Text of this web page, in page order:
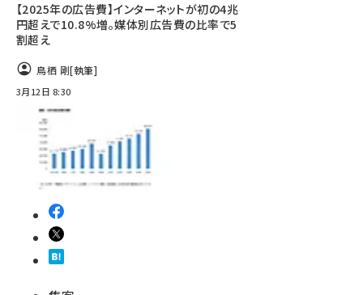
【2025年の広告費】インターネットが初の4兆
円超えで10.8%増。媒体別広告費の比率で5
割超え
鳥栖 剛[執筆]
3月12日 8:30